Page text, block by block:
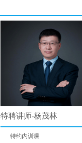
特聘讲师-杨茂林
特约内训课